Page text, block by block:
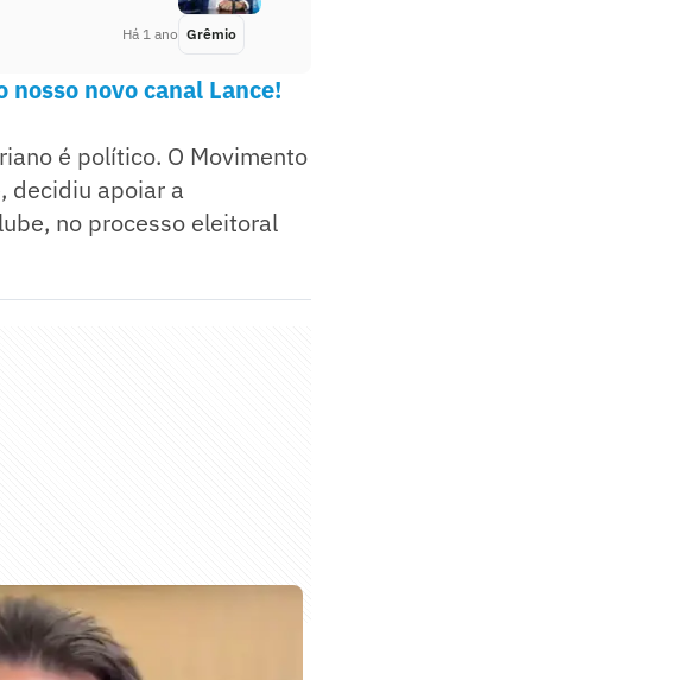
Há 1 ano Grêmio
nosso novo canal Lance!
é político. O Movimento
decidiu apoiar a
no processo eleitoral